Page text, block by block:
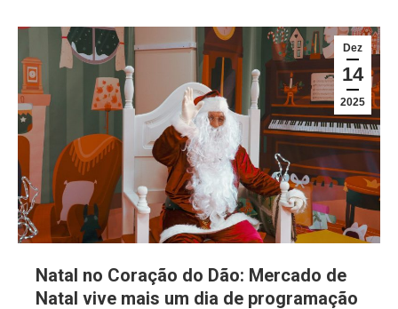
Dez
14
2025
Natal no Coração do Dão: Mercado de
Natal vive mais um dia de programação